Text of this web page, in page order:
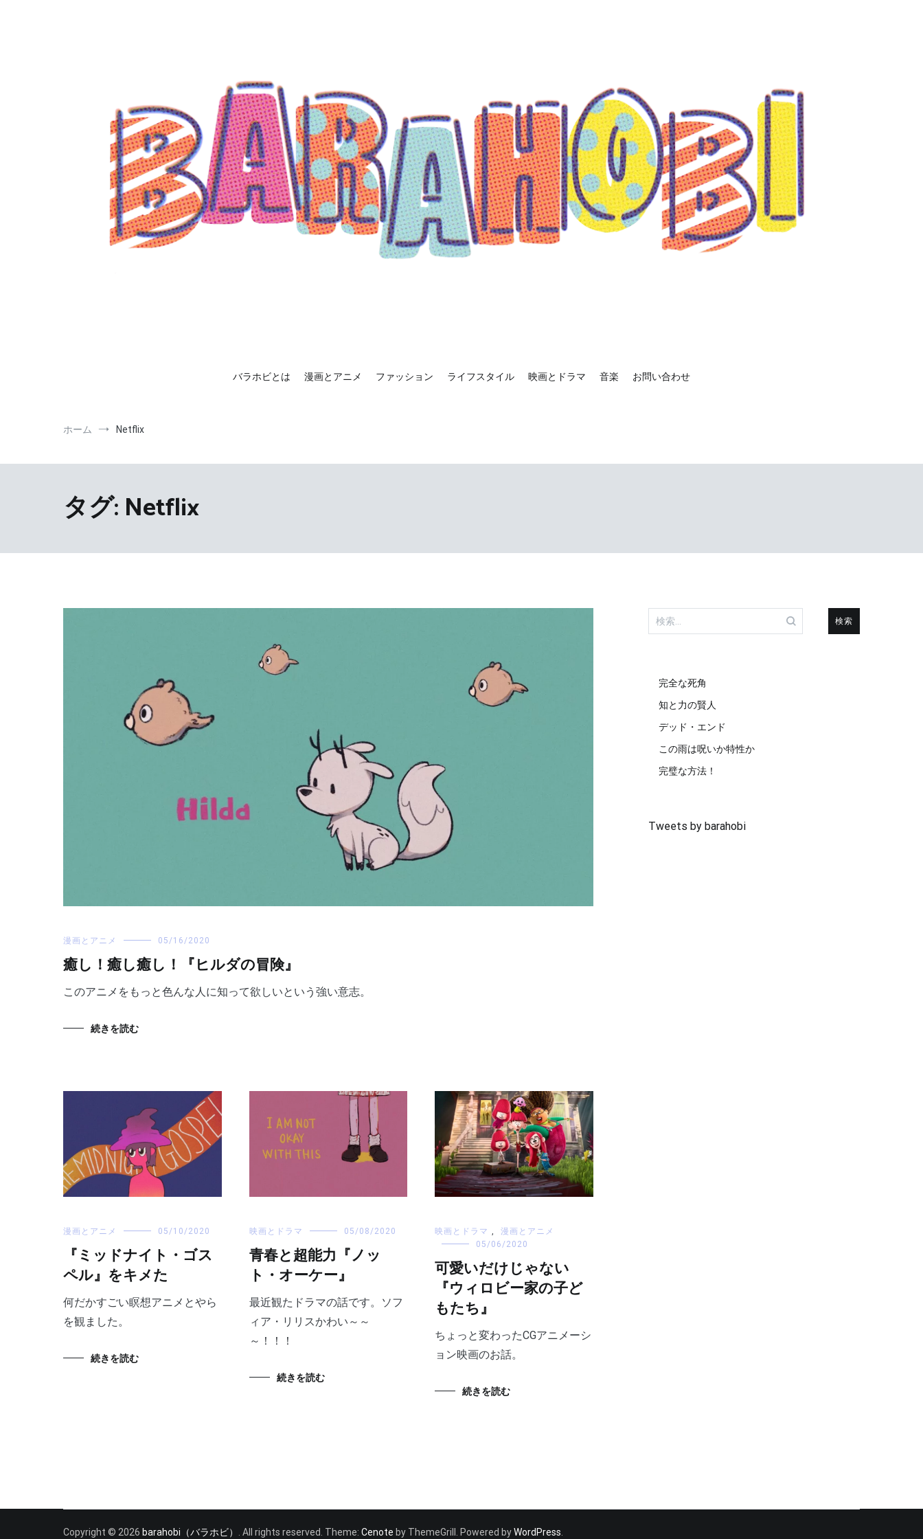
バラホビとは
漫画とアニメ ファッション ライフスタイル 映画とドラマ 音楽 お問い合わせ
ホーム Netflix
タグ: Netflix
漫画とアニメ 05/16/2020
癒し！癒し癒し！『ヒルダの冒険』
このアニメをもっと色んな人に知って欲しいという強い意志。
続きを読む
漫画とアニメ 05/10/2020
『ミッドナイト・ゴス
ペル』をキメた
何だかすごい瞑想アニメとやら
を観ました。
続きを読む
映画とドラマ 05/08/2020
青春と超能力『ノッ
ト・オーケー』
最近観たドラマの話です。ソフ
ィア・リリスかわい～～
～！！！
続きを読む
映画とドラマ ,
漫画とアニメ
05/06/2020
可愛いだけじゃない
『ウィロビー家の子ど
もたち』
ちょっと変わったCGアニメーシ
ョン映画のお話。
続きを読む
検
索:
完全な死角
知と力の賢人
デッド・エンド
この雨は呪いか特性か
完璧な方法！
Tweets by barahobi
Copyright © 2026 barahobi（バラホビ） . All rights reserved. Theme: Cenote by ThemeGrill. Powered byWordPress